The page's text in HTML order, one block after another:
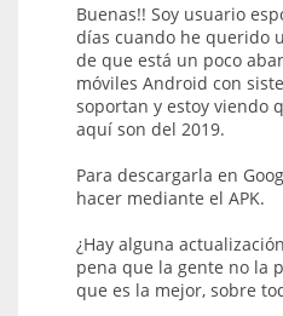
Buenas!! Soy usuario
días cuando he querido
de que está un poco
móviles Android con
soportan y estoy viendo
aquí son del 2019.
Para descargarla en
hacer mediante el APK.
¿Hay alguna
pena que la gente no la
que es la mejor, sobre